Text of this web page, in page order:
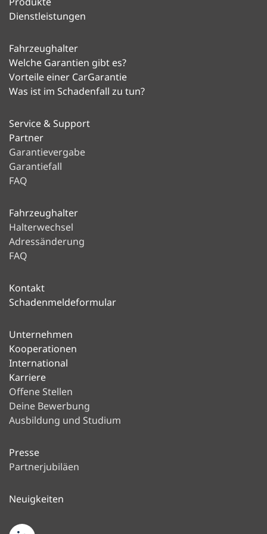
CampGarantie sind Sie zuverlässig vor
unerwarteten Reparaturkosten
Leistungen, die sich auszahlen:
Umfassender Reparaturkostenschutz
Europaweite Gültigkeit
Hohe Planungssicherheit
Wertsteigerung Ihres Fahrzeugs
Dienstleistungen
Fahrzeughalter
Welche Garantien gibt es?
Vorteile einer CarGarantie
Was ist im Schadenfall zu tun?
Service & Support
Partner
Garantievergabe
Garantiefall
FAQ
Fahrzeughalter
Halterwechsel
Adressänderung
FAQ
Kontakt
Schadenmeldeformular
Unternehmen
Kooperationen
International
Karriere
Offene Stellen
Deine Bewerbung
Ausbildung und Studium
Presse
Partnerjubiläen
Neuigkeiten